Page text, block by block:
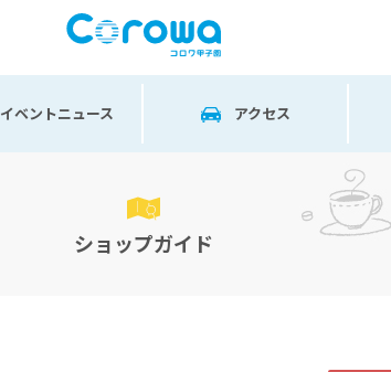
イベントニュース アクセス
ショップガイド